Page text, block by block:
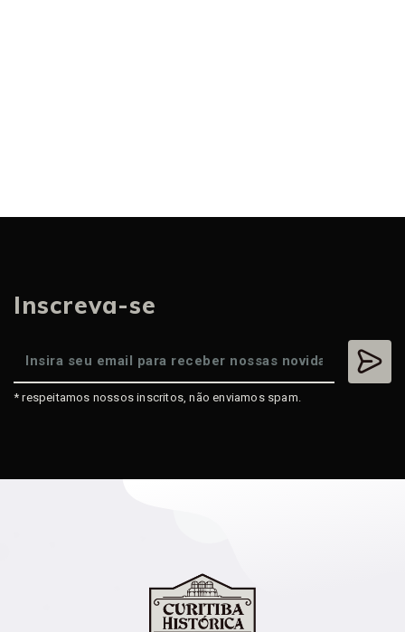
Inscreva-se
* respeitamos nossos inscritos, não enviamos spam.